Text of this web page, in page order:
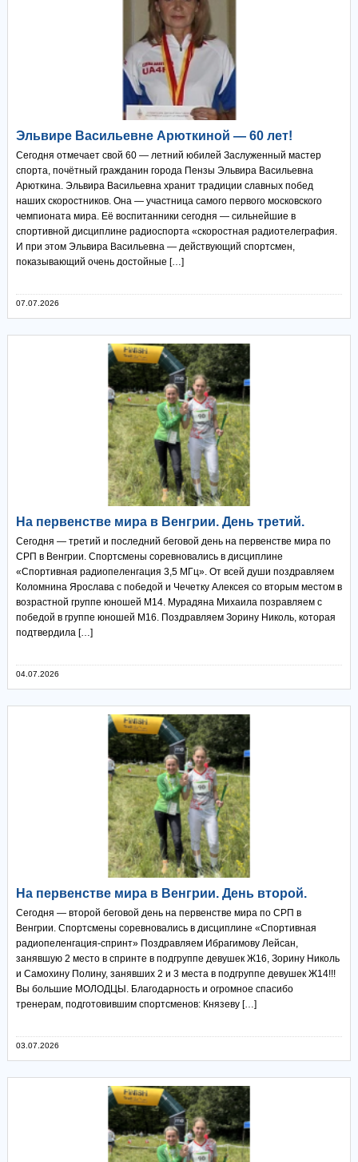
Эльвире Васильевне Арюткиной — 60 лет!
Сегодня отмечает свой 60 — летний юбилей Заслуженный мастер
спорта, почётный гражданин города Пензы Эльвира Васильевна
Арюткина. Эльвира Васильевна хранит традиции славных побед
наших скоростников. Она — участница самого первого московского
чемпионата мира. Её воспитанники сегодня — сильнейшие в
спортивной дисциплине радиоспорта «скоростная радиотелеграфия.
И при этом Эльвира Васильевна — действующий спортсмен,
показывающий очень достойные […]
07.07.2026
На первенстве мира в Венгрии. День третий.
Сегодня — третий и последний беговой день на первенстве мира по
СРП в Венгрии. Спортсмены соревновались в дисциплине
«Спортивная радиопеленгация 3,5 МГц». От всей души поздравляем
Коломнина Ярослава с победой и Чечетку Алексея со вторым местом в
возрастной группе юношей М14. Мурадяна Михаила позравляем с
победой в группе юношей М16. Поздравляем Зорину Николь, которая
подтвердила […]
04.07.2026
На первенстве мира в Венгрии. День второй.
Сегодня — второй беговой день на первенстве мира по СРП в
Венгрии. Спортсмены соревновались в дисциплине «Спортивная
радиопеленгация-спринт» Поздравляем Ибрагимову Лейсан,
занявшую 2 место в спринте в подгруппе девушек Ж16, Зорину Николь
и Самохину Полину, занявших 2 и 3 места в подгруппе девушек Ж14!!!
Вы большие МОЛОДЦЫ. Благодарность и огромное спасибо
тренерам, подготовившим спортсменов: Князеву […]
03.07.2026